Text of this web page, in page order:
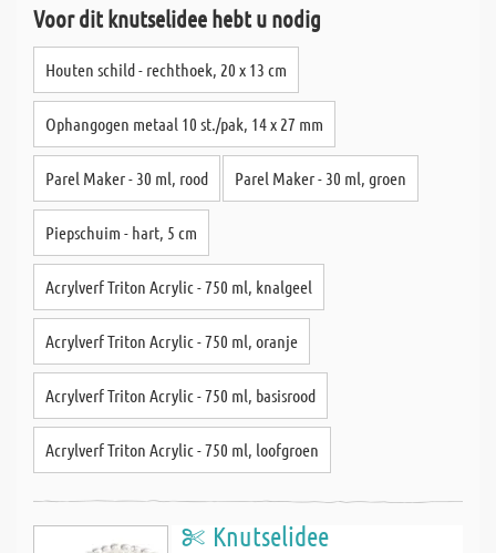
Voor dit knutselidee hebt u nodig
Houten schild - rechthoek, 20 x 13 cm
Ophangogen metaal 10 st./pak, 14 x 27 mm
Parel Maker - 30 ml, rood Parel Maker - 30 ml, groen
Piepschuim - hart, 5 cm
Acrylverf Triton Acrylic - 750 ml, knalgeel
Acrylverf Triton Acrylic - 750 ml, oranje
Acrylverf Triton Acrylic - 750 ml, basisrood
Acrylverf Triton Acrylic - 750 ml, loofgroen
Knutselidee